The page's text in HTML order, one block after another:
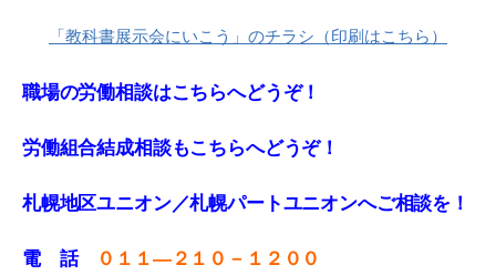
「教科書展示会にいこう」のチラシ（印刷はこちら）
職場の労働相談はこちらへどうぞ！
労働組合結成相談もこちらへどうぞ！
札幌地区ユニオン／札幌パートユニオンへご相談を！
電 話 ０１１—２１０－１２００